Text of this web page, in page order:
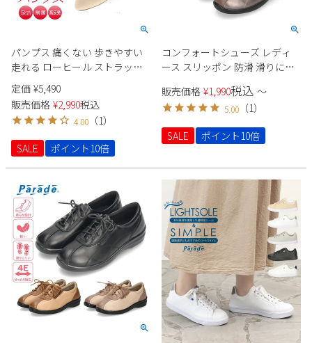
パンプス 痛くない 歩きやすい
走れる ローヒール ストラップ
黒 オフィス 靴 レディース 日本
製 ブラック 高反発 パーティ 美
形パンプス Parade 5501
定価 ¥5,490
販売価格 ¥2,990税込
4.00 （1）
SALE
ポイント10倍
コンフォートシューズ レディ
ース スリッポン 防滑 滑りにく
曲性 軽量 軽い 幅広 ウォーキン
グ 981402 Parade
販売価格 ¥1,990税込 〜
5.00 （1）
SALE
ポイント10倍